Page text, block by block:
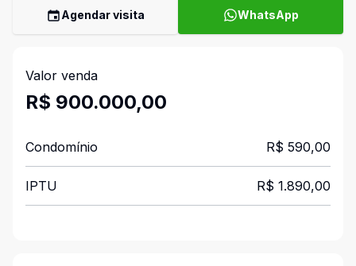
Agendar visita WhatsApp
Valor venda
R$ 900.000,00
Condomínio R$ 590,00
IPTU R$ 1.890,00